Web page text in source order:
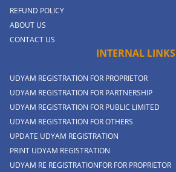
REFUND POLICY
ABOUT US
CONTACT US
INTERNAL LINKS
UDYAM REGISTRATION FOR PROPRIETOR
UDYAM REGISTRATION FOR PARTNERSHIP
UDYAM REGISTRATION FOR PUBLIC LIMITED
UDYAM REGISTRATION FOR OTHERS
UPDATE UDYAM REGISTRATION
PRINT UDYAM REGISTRATION
UDYAM RE REGISTRATIONFOR FOR PROPRIETOR